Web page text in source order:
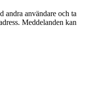
andra användare och ta
Meddelanden kan